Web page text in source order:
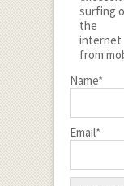
Name*
Email*